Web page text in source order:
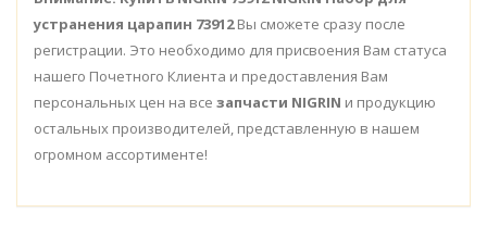
устранения царапин 73912Вы сможете сразу после
регистрации. Это необходимо для присвоения Вам статуса
нашего Почетного Клиента и предоставления Вам
персональных цен на все запчасти NIGRIN и продукцию
остальных производителей, представленную в нашем
огромном ассортименте!